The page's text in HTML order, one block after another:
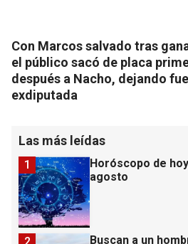
Con Marcos salvado tras
el público sacó de placa
después a Nacho, dejando
exdiputada
Las más leídas
Horóscopo de
agosto
1
Buscan a un